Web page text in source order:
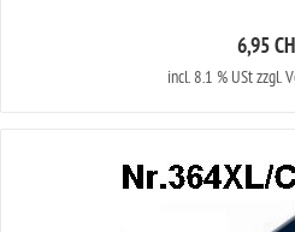
6,95
incl. 8.1 % USt zzgl.